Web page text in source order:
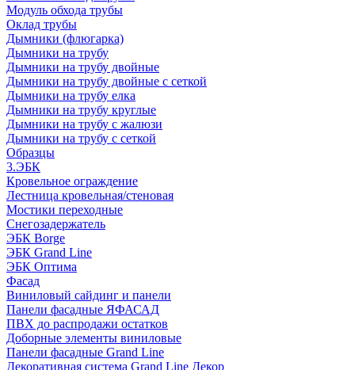
Модуль обхода трубы
Оклад трубы
Дымники (флюгарка)
Дымники на трубу
Дымники на трубу двoйные
Дымники на трубу двoйные с сеткой
Дымники на трубу елка
Дымники на трубу круглые
Дымники на трубу с жалюзи
Дымники на трубу с сеткой
Образцы
3.ЭБК
Кровельное ограждение
Лестница кровельная/стеновая
Мостики переходные
Снегозадержатель
ЭБК Borge
ЭБК Grand Line
ЭБК Оптима
Фасад
Виниловый сайдинг и панели
Панели фасадные ЯФАСАД
ПВХ до распродажи остатков
Доборные элементы виниловые
Панели фасадные Grand Line
Декоративная система Grand Line Декор